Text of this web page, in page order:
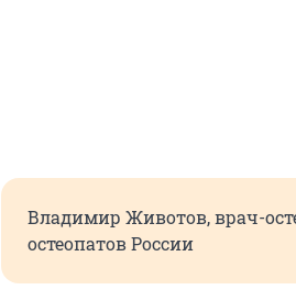
Владимир Животов, врач-
остеопатов России